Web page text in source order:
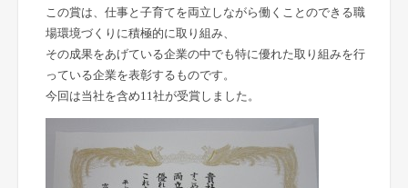
この賞は、仕事と子育てを両立しながら働くことのできる職
場環境づくりに積極的に取り組み、
その成果をあげている企業の中でも特に優れた取り組みを行
っている企業を表彰するものです。
今回は当社を含め11社が受賞しました。